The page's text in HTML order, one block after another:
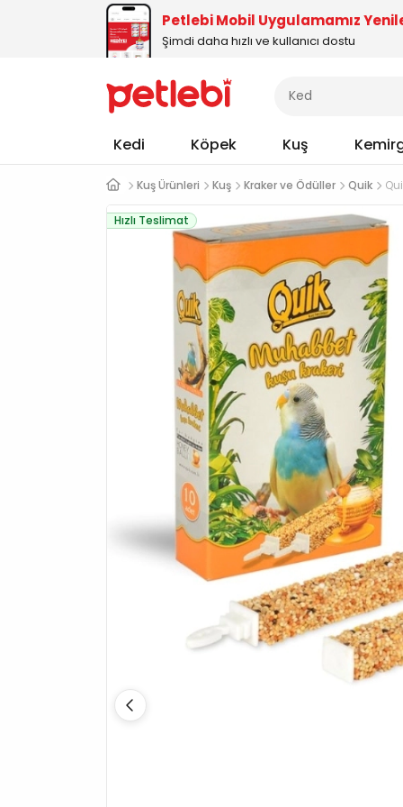
Petlebi Mobil Uygulamamız
Şimdi daha hızlı ve kullanıcı dostu
Kedi Köpek Kuş
Kuş Ürünleri Kuş Kraker ve Ödüller Quik
Hızlı Teslimat